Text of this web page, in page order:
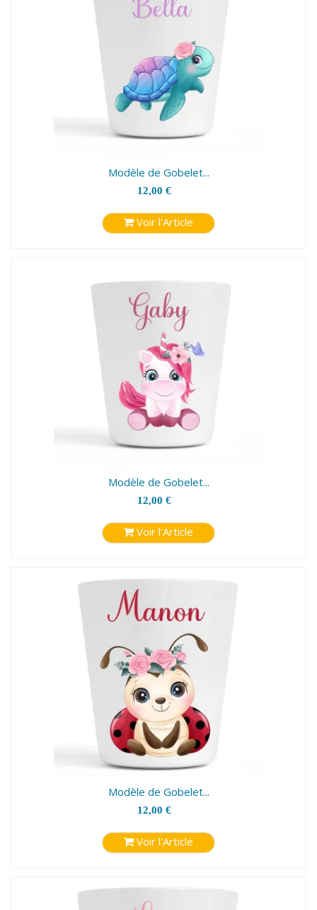
Modèle de Gobelet...
12,00 €
Voir l'Article
Modèle de Gobelet...
12,00 €
Voir l'Article
Modèle de Gobelet...
12,00 €
Voir l'Article